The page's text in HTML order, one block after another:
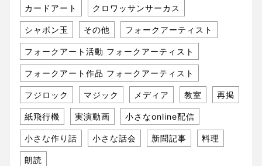
カードアート クロワッサンサーカス
シャボン玉 その他 フォークアーティスト
フォークアート活動 フォークアーティスト
フォークアート作品 フォークアーティスト
フジロック マジック メディア 教室 再掲
紙飛行機 実演動画 小さなonline配信
小さな作り話 小さな話会 新聞記事 料理
朗読